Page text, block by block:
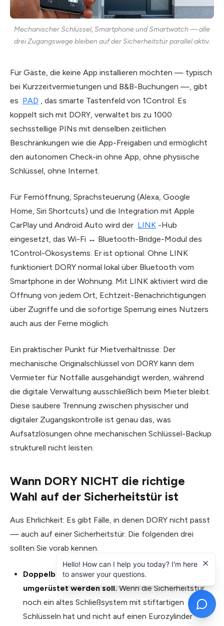
Mechanischer Schlüssel, Smartphone und Smartwatch — alle
drei Zugangswege bleiben auf der Sicherheitstür parallel aktiv.
Für Gäste, die keine App installieren möchten — typisch
bei Kurzzeitvermietungen und B&B-Buchungen —, gibt
es PAD , das smarte Tastenfeld von 1Control: Es
koppelt sich mit DORY, verwaltet bis zu 1000
sechsstellige PINs mit denselben zeitlichen
Beschränkungen wie die App-Freigaben und ermöglicht
den autonomen Check-in ohne App, ohne physische
Schlüssel, ohne Internet.
Für Fernöffnung, Sprachsteuerung (Alexa, Google
Home, Siri Shortcuts) und die Integration mit Apple
CarPlay und Android Auto wird der LINK -Hub
eingesetzt, das Wi-Fi ↔ Bluetooth-Bridge-Modul des
1Control-Ökosystems. Er ist optional: Ohne LINK
funktioniert DORY normal lokal über Bluetooth vom
Smartphone in der Wohnung. Mit LINK aktiviert wird die
Öffnung von jedem Ort, Echtzeit-Benachrichtigungen
über Zugriffe und die sofortige Sperrung eines Nutzers
auch aus der Ferne möglich.
Ein praktischer Punkt für Mietverhältnisse: Der
mechanische Originalschlüssel von DORY kann dem
Vermieter für Notfälle ausgehändigt werden, während
die digitale Verwaltung ausschließlich beim Mieter bleibt.
Diese saubere Trennung zwischen physischer und
digitaler Zugangskontrolle ist genau das, was
Aufsatzlösungen ohne mechanischen Schlüssel-Backup
strukturell nicht leisten.
Wann DORY NICHT die richtige
Wahl auf der Sicherheitstür ist
Aus Ehrlichkeit: Es gibt Fälle, in denen DORY nicht passt
— auch auf einer Sicherheitstür. Die folgenden drei
sollten Sie vorab kennen.
Doppelbart- oder Buntbart-Schloss, das nicht
umgerüstet werden soll.Wenn die Sicherheitstür
noch ein altes Schließsystem mit stiftartigen
Schlüsseln hat und nicht auf einen Eurozylinder
Hello! How can I help you today? I'm here
to answer your questions.